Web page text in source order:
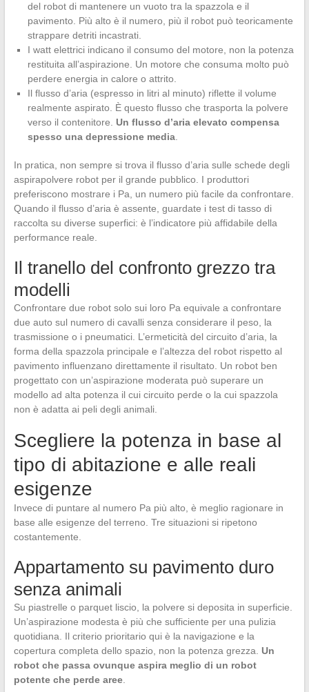
del robot di mantenere un vuoto tra la spazzola e il
pavimento. Più alto è il numero, più il robot può teoricamente
strappare detriti incastrati.
I watt elettrici indicano il consumo del motore, non la potenza
restituita all’aspirazione. Un motore che consuma molto può
perdere energia in calore o attrito.
Il flusso d’aria (espresso in litri al minuto) riflette il volume
realmente aspirato. È questo flusso che trasporta la polvere
verso il contenitore. Un flusso d’aria elevato compensa
spesso una depressione media.
In pratica, non sempre si trova il flusso d’aria sulle schede degli
aspirapolvere robot per il grande pubblico. I produttori
preferiscono mostrare i Pa, un numero più facile da confrontare.
Quando il flusso d’aria è assente, guardate i test di tasso di
raccolta su diverse superfici: è l’indicatore più affidabile della
performance reale.
Il tranello del confronto grezzo tra
modelli
Confrontare due robot solo sui loro Pa equivale a confrontare
due auto sul numero di cavalli senza considerare il peso, la
trasmissione o i pneumatici. L’ermeticità del circuito d’aria, la
forma della spazzola principale e l’altezza del robot rispetto al
pavimento influenzano direttamente il risultato. Un robot ben
progettato con un’aspirazione moderata può superare un
modello ad alta potenza il cui circuito perde o la cui spazzola
non è adatta ai peli degli animali.
Scegliere la potenza in base al
tipo di abitazione e alle reali
esigenze
Invece di puntare al numero Pa più alto, è meglio ragionare in
base alle esigenze del terreno. Tre situazioni si ripetono
costantemente.
Appartamento su pavimento duro
senza animali
Su piastrelle o parquet liscio, la polvere si deposita in superficie.
Un’aspirazione modesta è più che sufficiente per una pulizia
quotidiana. Il criterio prioritario qui è la navigazione e la
copertura completa dello spazio, non la potenza grezza. Un
robot che passa ovunque aspira meglio di un robot
potente che perde aree.